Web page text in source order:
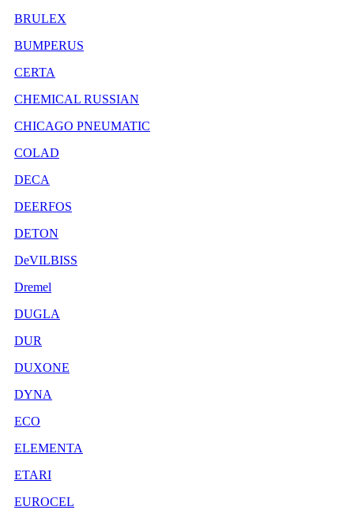
BRULEX
BUMPERUS
CERTA
CHEMICAL RUSSIAN
CHICAGO PNEUMATIC
COLAD
DECA
DEERFOS
DETON
DeVILBISS
Dremel
DUGLA
DUR
DUXONE
DYNA
ECO
ELEMENTA
ETARI
EUROCEL